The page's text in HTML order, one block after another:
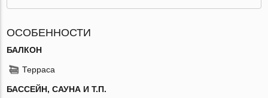
ОСОБЕННОСТИ
БАЛКОН
Терраса
БАССЕЙН, САУНА И Т.П.